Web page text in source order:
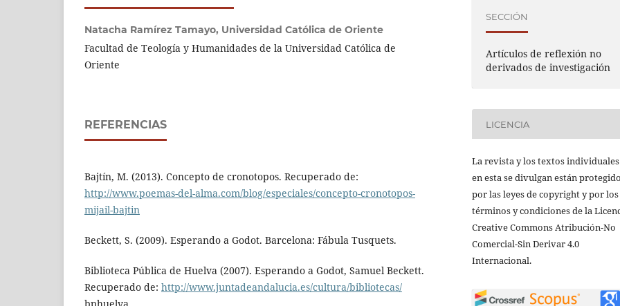
Natacha Ramírez Tamayo, Universidad Católica de Oriente
Facultad de Teología y Humanidades de la Universidad Católica de
Oriente
REFERENCIAS
Bajtín, M. (2013). Concepto de cronotopos. Recuperado de:
http://www.poemas-del-alma.com/blog/especiales/concepto-cronotopos-
mijail-bajtin
Beckett, S. (2009). Esperando a Godot. Barcelona: Fábula Tusquets.
Biblioteca Pública de Huelva (2007). Esperando a Godot, Samuel Beckett.
Recuperado de: http://www.juntadeandalucia.es/cultura/bibliotecas/
SECCIÓN
Artículos de reflexión no
derivados de investigación
LICENCIA
La revista y los textos
en esta se divulgan están
por las leyes de copyright y por los
términos y condiciones de la
Creative Commons Atribución-No
Comercial-Sin Derivar 4.0
Internacional.